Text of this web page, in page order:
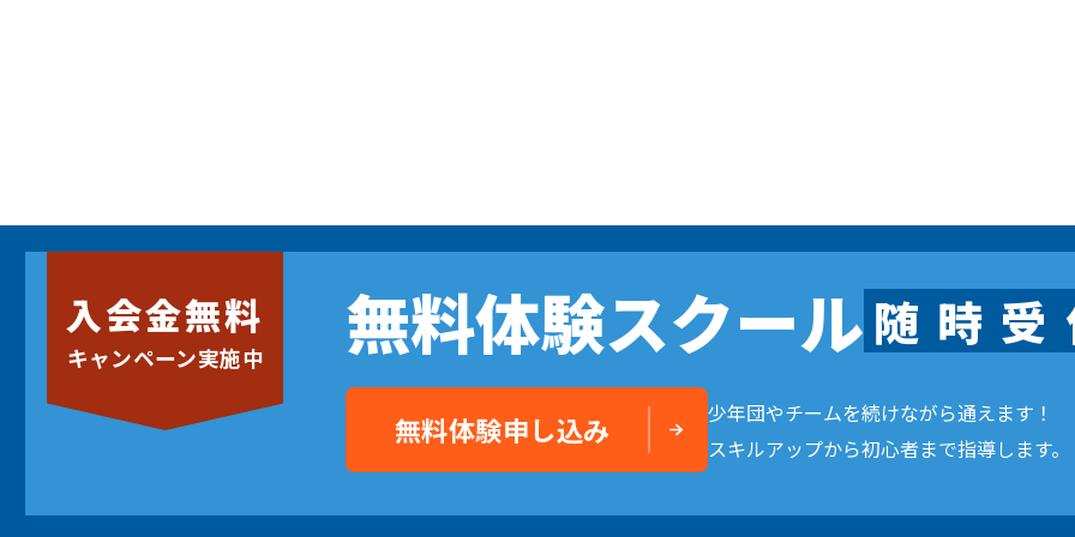
入会金無料
キャンペーン実施中 無料体験スクール 随 時 受
少年団やチームを続けながら通えます！
スキルアップから初心者まで指導します。
無料体験申し込み